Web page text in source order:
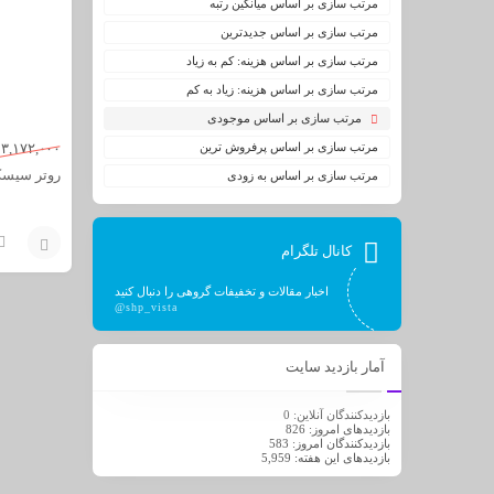
۳,۱۷۲,۰۰۰
روتر سیسکو
مرتب سازی بر اساس میانگین رتبه
مرتب سازی بر اساس جدیدترین
مرتب سازی بر اساس هزینه: کم به زیاد
مرتب سازی بر اساس هزینه: زیاد به کم
مرتب سازی بر اساس موجودی
مرتب سازی بر اساس پرفروش ترین
مرتب سازی بر اساس به زودی
کانال تلگرام
اخبار مقالات و تخفیفات گروهی را دنبال کنید
@shp_vista
آمار بازدید سایت
بازدیدکنندگان آنلاین: 0
بازدیدهای امروز: 826
بازدیدکنندگان امروز: 583
بازدیدهای این هفته: 5,959